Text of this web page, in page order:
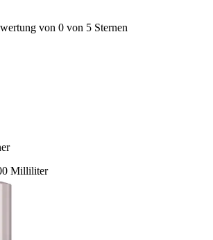
von 0 von 5 Sternen
Milliliter